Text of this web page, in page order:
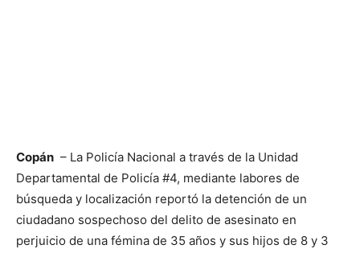
Copán – La Policía Nacional a través de la Unidad
Departamental de Policía #4, mediante labores de
búsqueda y localización reportó la detención de un
ciudadano sospechoso del delito de asesinato en
perjuicio de una fémina de 35 años y sus hijos de 8 y 3